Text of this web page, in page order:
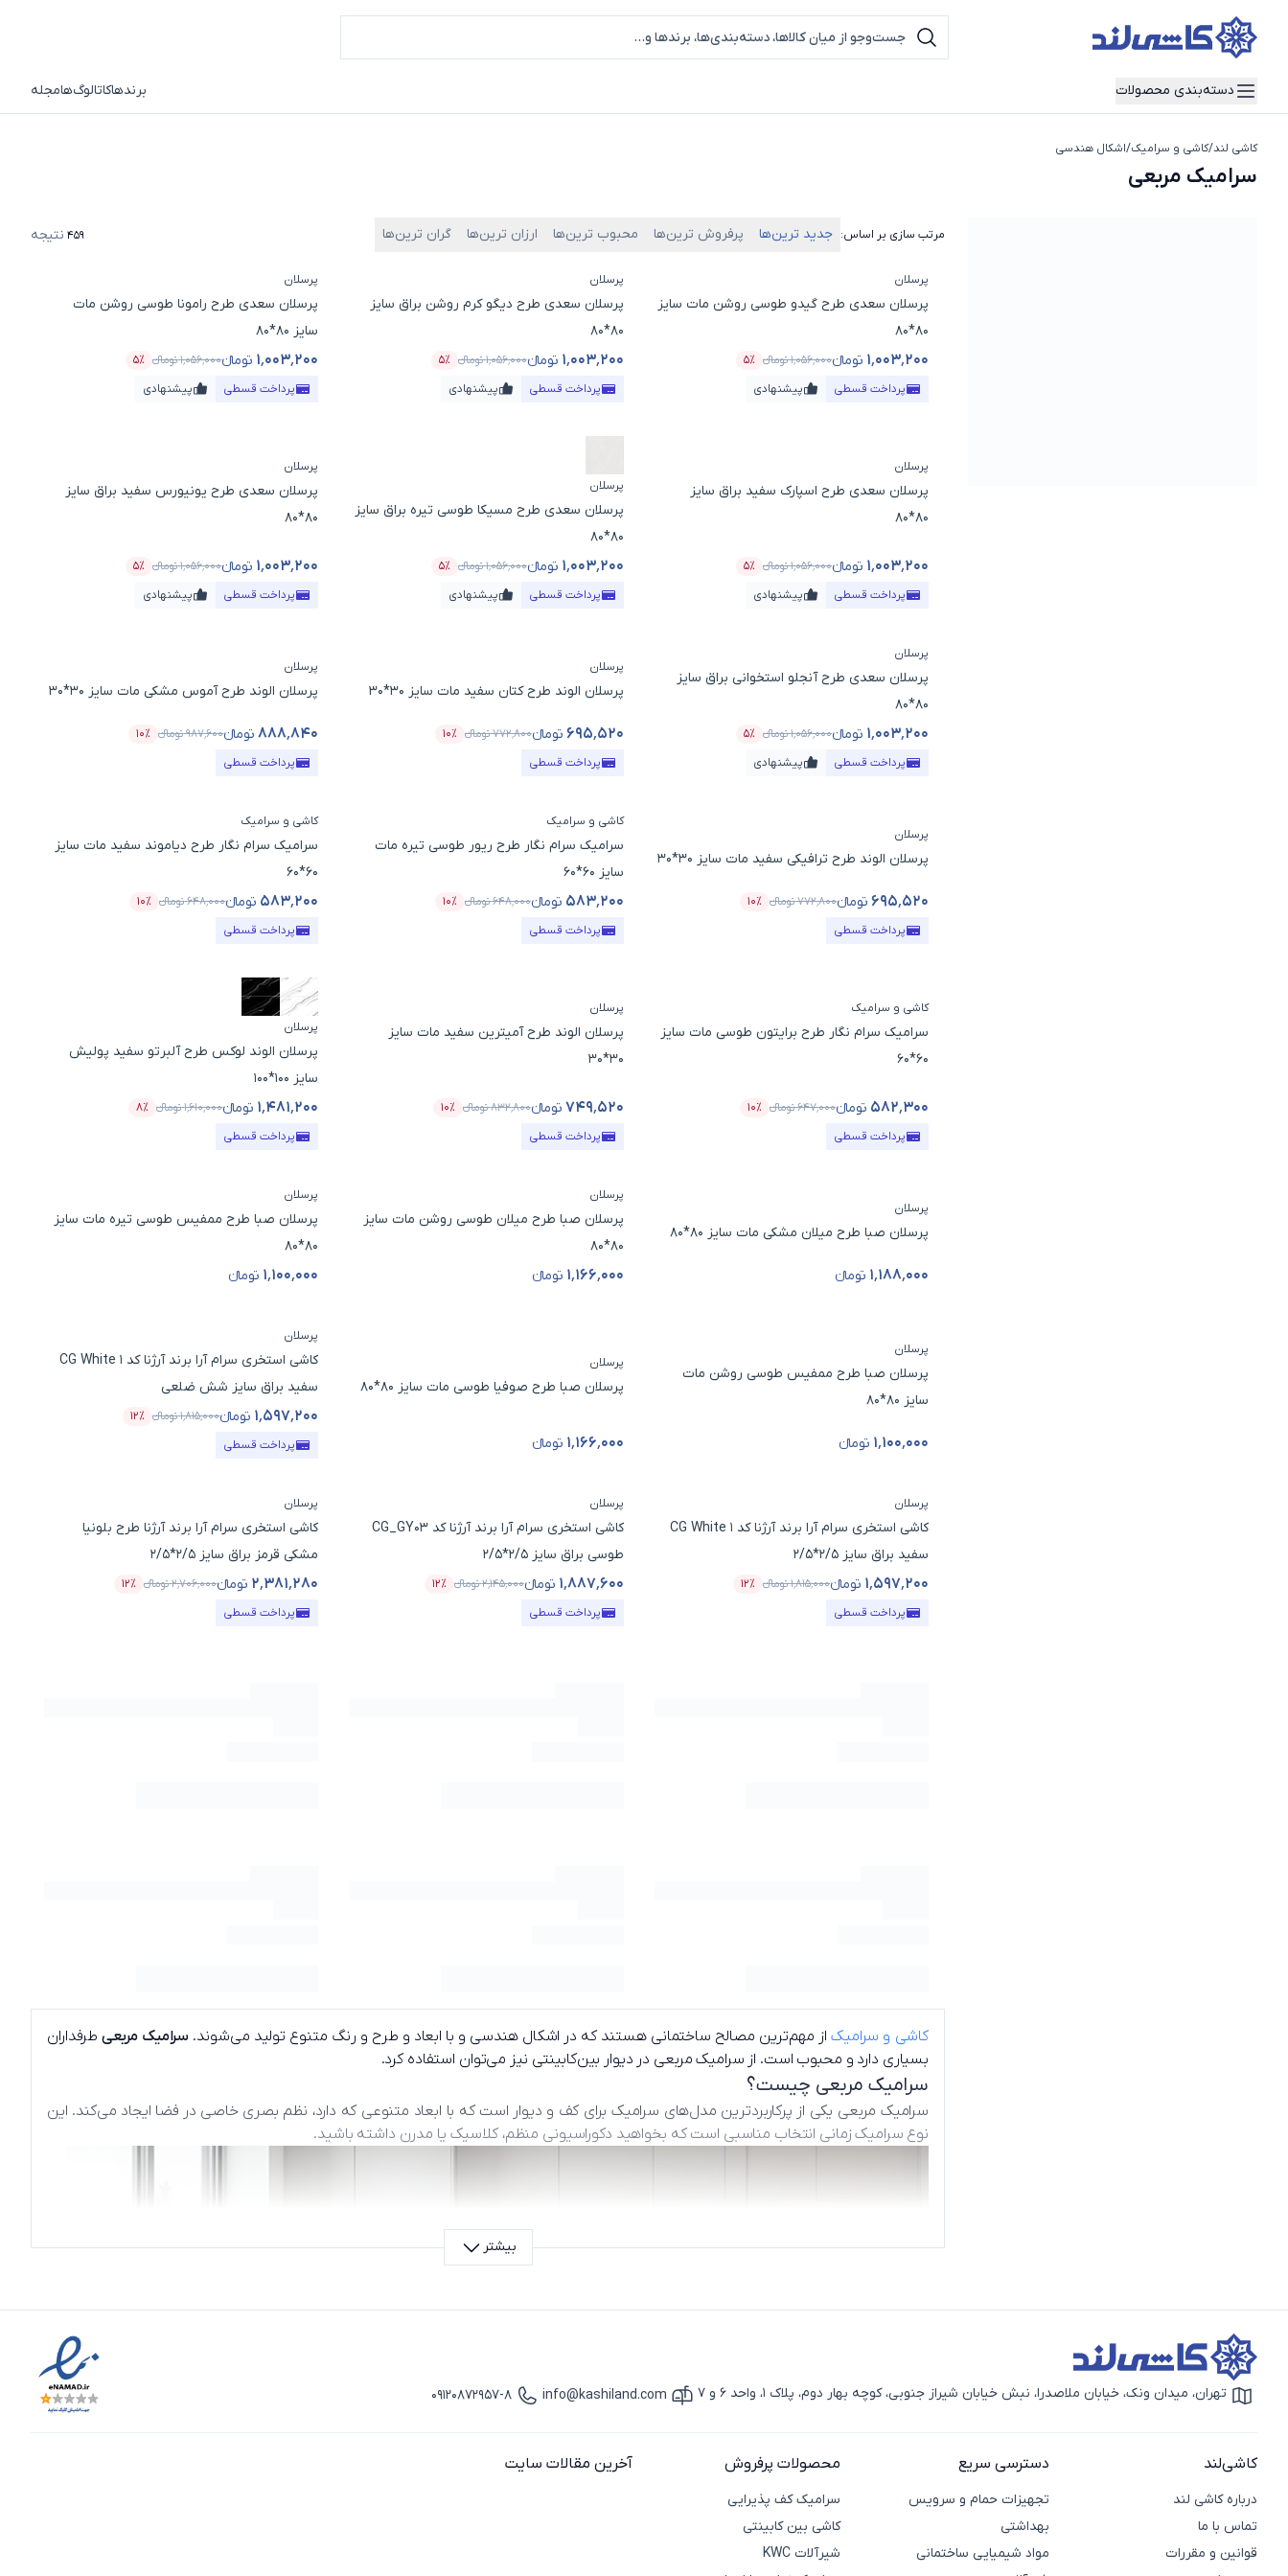
دسته‌بندی محصولات برندهاکاتالوگ‌هامجله
کاشی لند/کاشی و سرامیک/اشکال هندسی
سرامیک مربعی
مرتب سازی بر اساس: جدید ترین‌ها پرفروش ترین‌ها محبوب ترین‌ها ارزان ترین‌ها گران ترین‌ها 459 نتیجه
پرسلان
پرسلان سعدی طرح گیدو طوسی روشن مات سایز
80*80
۱٬۰۰۳٬۲۰۰ تومانء۱٬۰۵۶٬۰۰۰تومانء
قیمت محصول
۵٪
درصد تخفیف
پرداخت قسطی
پیشنهادی
پرسلان
پرسلان سعدی طرح دیگو کرم روشن براق سایز
80*80
۱٬۰۰۳٬۲۰۰ تومانء۱٬۰۵۶٬۰۰۰تومانء
قیمت محصول
۵٪
درصد تخفیف
پرداخت قسطی
پیشنهادی
پرسلان
پرسلان سعدی طرح رامونا طوسی روشن مات
سایز 80*80
۱٬۰۰۳٬۲۰۰ تومانء۱٬۰۵۶٬۰۰۰تومانء
قیمت محصول
۵٪
درصد تخفیف
پرداخت قسطی
پیشنهادی
پرسلان
پرسلان سعدی طرح اسپارک سفید براق سایز
80*80
۱٬۰۰۳٬۲۰۰ تومانء۱٬۰۵۶٬۰۰۰تومانء
قیمت محصول
۵٪
درصد تخفیف
پرداخت قسطی
پیشنهادی
پرسلان
پرسلان سعدی طرح مسیکا طوسی تیره براق سایز
80*80
۱٬۰۰۳٬۲۰۰ تومانء۱٬۰۵۶٬۰۰۰تومانء
قیمت محصول
۵٪
درصد تخفیف
پرداخت قسطی
پیشنهادی
پرسلان
پرسلان سعدی طرح یونیورس سفید براق سایز
80*80
۱٬۰۰۳٬۲۰۰ تومانء۱٬۰۵۶٬۰۰۰تومانء
قیمت محصول
۵٪
درصد تخفیف
پرداخت قسطی
پیشنهادی
پرسلان
پرسلان سعدی طرح آنجلو استخوانی براق سایز
80*80
۱٬۰۰۳٬۲۰۰ تومانء۱٬۰۵۶٬۰۰۰تومانء
قیمت محصول
۵٪
درصد تخفیف
پرداخت قسطی
پیشنهادی
پرسلان
پرسلان الوند طرح کتان سفید مات سایز 30*30
۶۹۵٬۵۲۰ تومانء۷۷۲٬۸۰۰تومانء
قیمت محصول
۱۰٪
درصد تخفیف
پرداخت قسطی
پرسلان
پرسلان الوند طرح آموس مشکی مات سایز 30*30
۸۸۸٬۸۴۰ تومانء۹۸۷٬۶۰۰تومانء
قیمت محصول
۱۰٪
درصد تخفیف
پرداخت قسطی
پرسلان
پرسلان الوند طرح ترافیکی سفید مات سایز 30*30
۶۹۵٬۵۲۰ تومانء۷۷۲٬۸۰۰تومانء
قیمت محصول
۱۰٪
درصد تخفیف
پرداخت قسطی
کاشی و سرامیک
سرامیک سرام نگار طرح ریور طوسی تیره مات
سایز 60*60
۵۸۳٬۲۰۰ تومانء۶۴۸٬۰۰۰تومانء
قیمت محصول
۱۰٪
درصد تخفیف
پرداخت قسطی
کاشی و سرامیک
سرامیک سرام نگار طرح دیاموند سفید مات سایز
60*60
۵۸۳٬۲۰۰ تومانء۶۴۸٬۰۰۰تومانء
قیمت محصول
۱۰٪
درصد تخفیف
پرداخت قسطی
کاشی و سرامیک
سرامیک سرام نگار طرح برایتون طوسی مات سایز
60*60
۵۸۲٬۳۰۰ تومانء۶۴۷٬۰۰۰تومانء
قیمت محصول
۱۰٪
درصد تخفیف
پرداخت قسطی
پرسلان
پرسلان الوند طرح آمیترین سفید مات سایز
30*30
۷۴۹٬۵۲۰ تومانء۸۳۲٬۸۰۰تومانء
قیمت محصول
۱۰٪
درصد تخفیف
پرداخت قسطی
پرسلان
پرسلان الوند لوکس طرح آلبرتو سفید پولیش
سایز 100*100
۱٬۴۸۱٬۲۰۰ تومانء۱٬۶۱۰٬۰۰۰تومانء
قیمت محصول
۸٪
درصد تخفیف
پرداخت قسطی
پرسلان
پرسلان صبا طرح میلان مشکی مات سایز 80*80
۱٬۱۸۸٬۰۰۰ تومانء
قیمت محصول
پرسلان
پرسلان صبا طرح میلان طوسی روشن مات سایز
80*80
۱٬۱۶۶٬۰۰۰ تومانء
قیمت محصول
پرسلان
پرسلان صبا طرح ممفیس طوسی تیره مات سایز
80*80
۱٬۱۰۰٬۰۰۰ تومانء
قیمت محصول
پرسلان
پرسلان صبا طرح ممفیس طوسی روشن مات
سایز 80*80
۱٬۱۰۰٬۰۰۰ تومانء
قیمت محصول
پرسلان
پرسلان صبا طرح صوفیا طوسی مات سایز 80*80
۱٬۱۶۶٬۰۰۰ تومانء
قیمت محصول
پرسلان
کاشی استخری سرام آرا برند آرژنا کد CG White 1
سفید براق سایز شش ضلعی
۱٬۵۹۷٬۲۰۰ تومانء۱٬۸۱۵٬۰۰۰تومانء
قیمت محصول
۱۲٪
درصد تخفیف
پرداخت قسطی
پرسلان
کاشی استخری سرام آرا برند آرژنا کد CG White 1
سفید براق سایز 2/5*2/5
۱٬۵۹۷٬۲۰۰ تومانء۱٬۸۱۵٬۰۰۰تومانء
قیمت محصول
۱۲٪
درصد تخفیف
پرداخت قسطی
پرسلان
کاشی استخری سرام آرا برند آرژنا کد CG_GY03
طوسی براق سایز 2/5*2/5
۱٬۸۸۷٬۶۰۰ تومانء۲٬۱۴۵٬۰۰۰تومانء
قیمت محصول
۱۲٪
درصد تخفیف
پرداخت قسطی
پرسلان
کاشی استخری سرام آرا برند آرژنا طرح بلونیا
مشکی قرمز براق سایز 2/5*2/5
۲٬۳۸۱٬۲۸۰ تومانء۲٬۷۰۶٬۰۰۰تومانء
قیمت محصول
۱۲٪
درصد تخفیف
پرداخت قسطی
بیشتر
کاشی و سرامیکاز مهم‌ترین مصالح ساختمانی هستند که در اشکال هندسی و با ابعاد و طرح و رنگ متنوع تولید می‌شوند. سرامیک مربعیطرفداران
بسیاری دارد و محبوب است. از سرامیک مربعی در دیوار بین‌کابینتی نیز می‌توان استفاده کرد.
سرامیک مربعی چیست؟
سرامیک مربعی یکی از پرکاربردترین مدل‌های سرامیک برای کف و دیوار است که با ابعاد متنوعی که دارد، نظم بصری خاصی در فضا ایجاد می‌کند. این
نوع سرامیک زمانی انتخاب مناسبی است که بخواهید دکوراسیونی منظم، کلاسیک یا مدرن داشته باشید.
آیکون نقشه
تهران، میدان ونک، خیابان ملاصدرا، نبش خیابان شیراز جنوبی، کوچه بهار دوم، پلاک 1، واحد 6 و 7
آیکون ایمیل
info@kashiland.com
آیکون تماس
09120872957-8
کاشی‌لند
درباره کاشی لند
تماس با ما
قوانین و مقررات
دسترسی سریع
تجهیزات حمام و سرویس
بهداشتی
مواد شیمیایی ساختمانی
محصولات پرفروش
سرامیک کف پذیرایی
کاشی بین کابینتی
شیرآلات KWC
آخرین مقالات سایت